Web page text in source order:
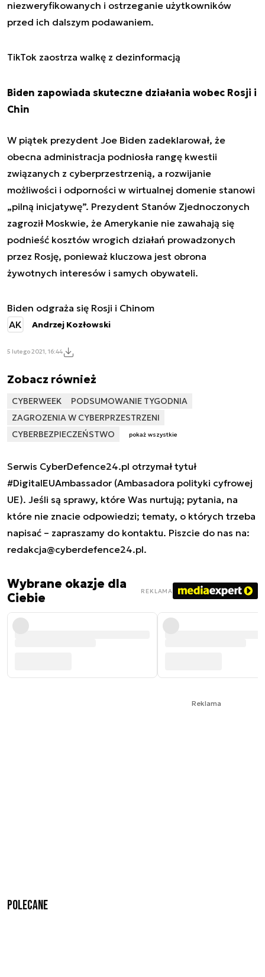
niezweryfikowanych i ostrzeganie użytkowników
przed ich dalszym podawaniem.
TikTok zaostrza walkę z dezinformacją
Biden zapowiada skuteczne działania wobec Rosji i
Chin
W piątek prezydent Joe Biden zadeklarował, że
obecna administracja podniosła rangę kwestii
związanych z cyberprzestrzenią, a rozwijanie
możliwości i odporności w wirtualnej domenie stanowi
„pilną inicjatywę”. Prezydent Stanów Zjednoczonych
zagroził Moskwie, że Amerykanie nie zawahają się
podnieść kosztów wrogich działań prowadzonych
przez Rosję, ponieważ kluczowa jest obrona
żywotnych interesów i samych obywateli.
Biden odgraża się Rosji i Chinom
AK
Andrzej Kozłowski
5 lutego 2021, 16:44
Zobacz również
CYBERWEEK
PODSUMOWANIE TYGODNIA
ZAGROZENIA W CYBERPRZESTRZENI
CYBERBEZPIECZEŃSTWO
pokaż wszystkie
Serwis CyberDefence24.pl otrzymał tytuł
#DigitalEUAmbassador (Ambasadora polityki cyfrowej
UE). Jeśli są sprawy, które Was nurtują; pytania, na
które nie znacie odpowiedzi; tematy, o których trzeba
napisać – zapraszamy do kontaktu. Piszcie do nas na:
redakcja@cyberdefence24.pl.
Wybrane okazje dla
Ciebie
REKLAMA
Reklama
Polecane